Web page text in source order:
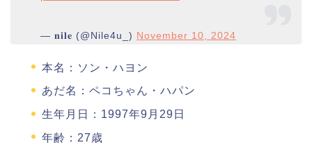
— 𝐧𝐢𝐥𝐞 (@Nile4u_) November 10, 2024
本名：ソン・ハヨン
あだ名：ペコちゃん・ハパン
生年月日：1997年9月29日
年齢：27歳